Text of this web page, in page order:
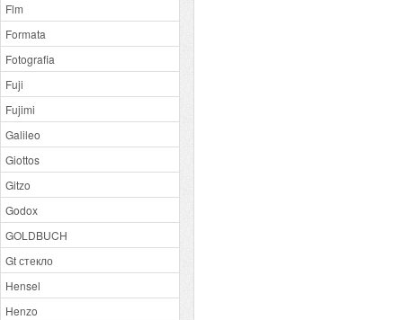
Flm
Formata
Fotografia
Fuji
Fujimi
Galileo
Giottos
Gitzo
Godox
GOLDBUCH
Gt стекло
Hensel
Henzo